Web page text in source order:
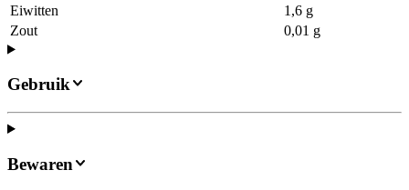
Eiwitten
1,6 g
Zout
0,01 g
Gebruik
Bewaren